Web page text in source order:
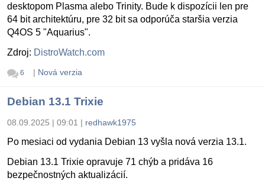
desktopom Plasma alebo Trinity. Bude k dispozícii len pre
64 bit architektúru, pre 32 bit sa odporúča staršia verzia
Q4OS 5 "Aquarius".
Zdroj: DistroWatch.com
6 | Nová verzia
Debian 13.1 Trixie
08.09.2025 | 09:01 | redhawk1975
Po mesiaci od vydania Debian 13 vyšla nová verzia 13.1.
Debian 13.1 Trixie opravuje 71 chýb a pridáva 16
bezpečnostných aktualizácií.